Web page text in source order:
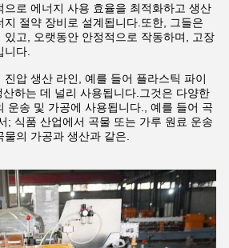
으로 에너지 사용 효율을 최적화하고 생산
지 절약 장비로 설계됩니다.또한, 그들은
있고, 오랫동안 안정적으로 작동하며, 고장
다.
진압 생산 라인, 예를 들어 플라스틱 파이
하는 데 널리 사용됩니다.그것은 다양한
운송 및 가공에 사용됩니다., 예를 들어 곡
; 식품 산업에서 곡물 또는 가루 원료 운송
의 가공과 생산과 같은.